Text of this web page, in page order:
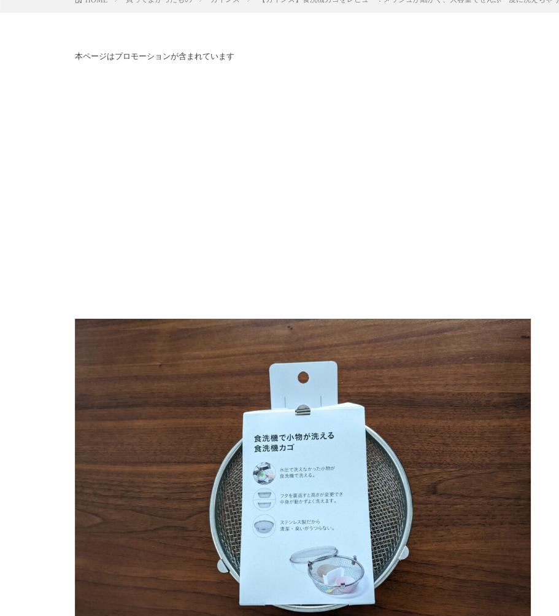
本ページはプロモーションが含まれています